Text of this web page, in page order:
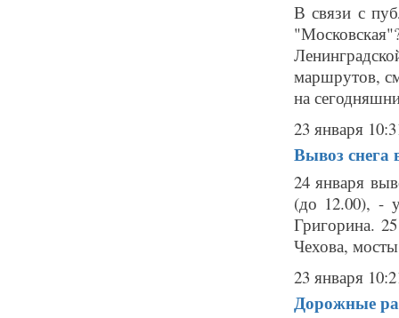
В связи с
маршрутов,
на
23 января
Вывоз снега
24 января
(до 12.00), -
Григорина.
Чехова,
23 января
Дорожные